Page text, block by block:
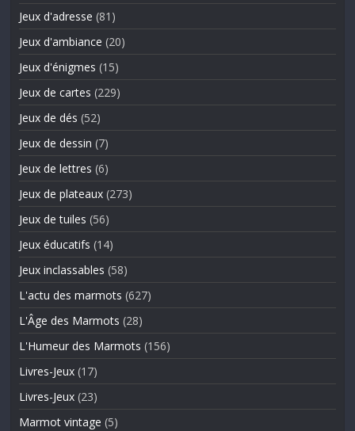
Jeux d'adresse (81)
Jeux d'ambiance (20)
Jeux d'énigmes (15)
Jeux de cartes (229)
Jeux de dés (52)
Jeux de dessin (7)
Jeux de lettres (6)
Jeux de plateaux (273)
Jeux de tuiles (56)
Jeux éducatifs (14)
Jeux inclassables (58)
L'actu des marmots (627)
L'Âge des Marmots (28)
L'Humeur des Marmots (156)
Livres-Jeux (17)
Livres-Jeux (23)
Marmot vintage (5)